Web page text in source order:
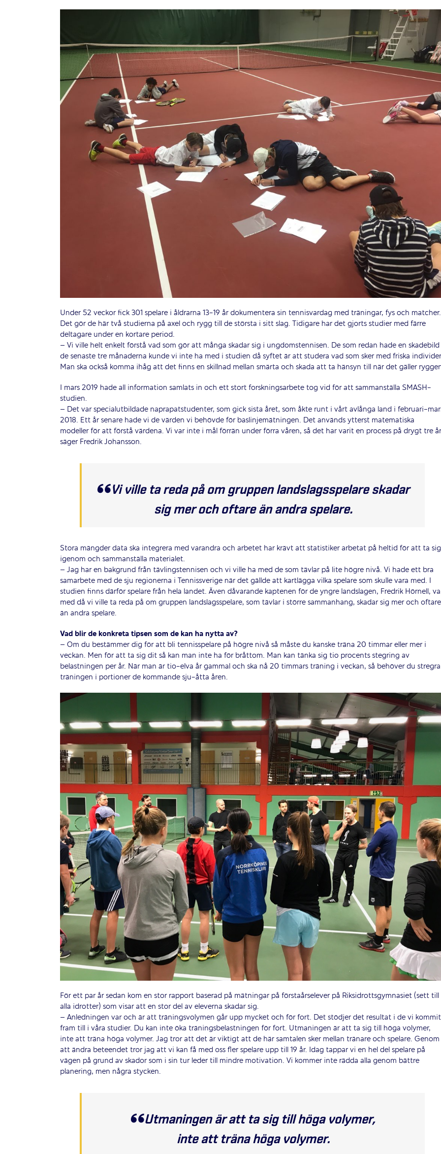
Under 52 veckor fick 301 spelare i åldrarna 13-19 år dokumentera sin tennisvardag med träningar, fys och matcher.
Det gör de här två studierna på axel och rygg till de största i sitt slag. Tidigare har det gjorts studier med färre
deltagare under en kortare period.
– Vi ville helt enkelt förstå vad som gör att många skadar sig i ungdomstennisen. De som redan hade en skadebild
de senaste tre månaderna kunde vi inte ha med i studien då syftet är att studera vad som sker med friska
Man ska också komma ihåg att det finns en skillnad mellan smärta och skada att ta hänsyn till när det gäller
I mars 2019 hade all information samlats in och ett stort forskningsarbete tog vid för att sammanställa SMASH-
studien.
– Det var specialutbildade naprapatstudenter, som gick sista året, som åkte runt i vårt avlånga land i februari-
2018. Ett år senare hade vi de värden vi behövde för baslinjemätningen. Det används ytterst matematiska
modeller för att förstå värdena. Vi var inte i mål förrän under förra våren, så det har varit en process på drygt tre
säger Fredrik Johansson.
Vi ville ta reda på om gruppen landslagsspelare skadar
sig mer och oftare än andra spelare.
Stora mängder data ska integrera med varandra och arbetet har krävt att statistiker arbetat på heltid för att ta sig
igenom och sammanställa materialet.
– Jag har en bakgrund från tävlingstennisen och vi ville ha med de som tävlar på lite högre nivå. Vi hade ett bra
samarbete med de sju regionerna i Tennissverige när det gällde att kartlägga vilka spelare som skulle vara med. I
studien finns därför spelare från hela landet. Även dåvarande kaptenen för de yngre landslagen, Fredrik Hörnell,
med då vi ville ta reda på om gruppen landslagsspelare, som tävlar i större sammanhang, skadar sig mer och oftare
än andra spelare.
Vad blir de konkreta tipsen som de kan ha nytta av?
– Om du bestämmer dig för att bli tennisspelare på högre nivå så måste du kanske träna 20 timmar eller mer i
veckan. Men för att ta sig dit så kan man inte ha för bråttom. Man kan tänka sig tio procents stegring av
belastningen per år. När man är tio-elva år gammal och ska nå 20 timmars träning i veckan, så behöver du stregra
träningen i portioner de kommande sju-åtta åren.
För ett par år sedan kom en stor rapport baserad på mätningar på förstaårselever på Riksidrottsgymnasiet (sett till
alla idrotter) som visar att en stor del av eleverna skadar sig.
– Anledningen var och är att träningsvolymen går upp mycket och för fort. Det stödjer det resultat i de vi kommit
fram till i våra studier. Du kan inte öka träningsbelastningen för fort. Utmaningen är att ta sig till höga volymer,
inte att träna höga volymer. Jag tror att det är viktigt att de här samtalen sker mellan tränare och spelare. Genom
att ändra beteendet tror jag att vi kan få med oss fler spelare upp till 19 år. Idag tappar vi en hel del spelare på
vägen på grund av skador som i sin tur leder till mindre motivation. Vi kommer inte rädda alla genom bättre
planering, men några stycken.
Utmaningen är att ta sig till höga volymer,
inte att träna höga volymer.
HUVUDPARTNERS